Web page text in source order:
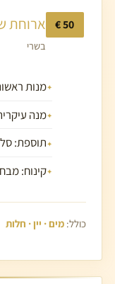
50 € ארוחת
בשרי
מנות
מנה
תוספת:
קינוח:
כולל: מים · יין · חלות